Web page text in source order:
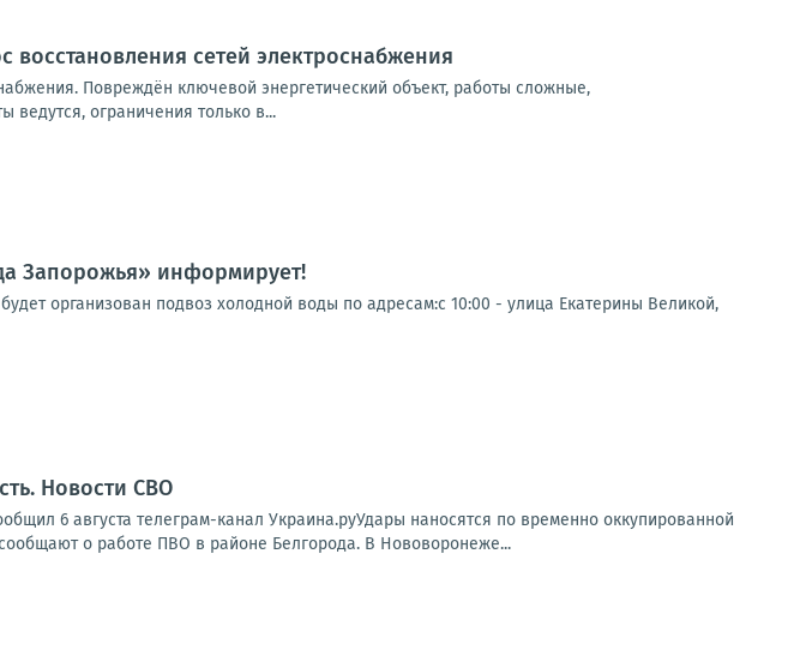
сетей электроснабжения
Повреждён ключевой энергетический объект, работы сложные,
ведутся, ограничения только в...
Запорожья» информирует!
организован подвоз холодной воды по адресам:с 10:00 - улица Екатерины Великой,
Новости СВО
6 августа телеграм-канал Украина.руУдары наносятся по временно оккупированной
о работе ПВО в районе Белгорода. В Нововоронеже...